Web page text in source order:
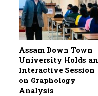
Assam Down Town
University Holds an
Interactive Session
on Graphology
Analysis